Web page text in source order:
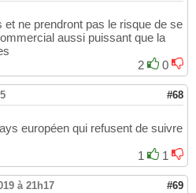
ne prendront pas le risque de se
aussi puissant que la
2
0
#68
européen qui refusent de suivre
1
1
à 21h17 #69